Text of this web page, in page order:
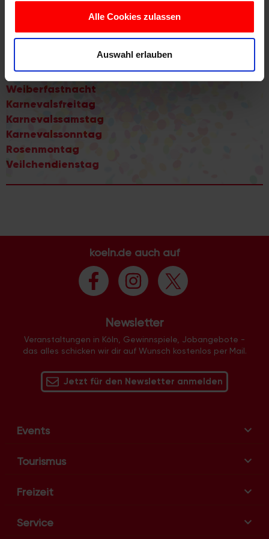
personalisieren, Funktionen für soziale Medien anbieten
zu können und die Zugriffe auf unsere Website zu
analysieren. Außerdem geben wir Informationen zu Ihrer
Verwendung unserer Website an unsere Partner für
soziale Medien, Werbung und Analysen weiter. Unsere
Partner führen diese Informationen möglicherweise mit
weiteren Daten zusammen, die Sie ihnen bereitgestellt
haben oder die sie im Rahmen Ihrer Nutzung der Dienste
gesammelt haben.
Alle Cookies zulassen
Auswahl erlauben
Playlist: Jecke Karnevalslieder
Webcams
Durch die tollen Tage
Weiberfastnacht
Karnevalsfreitag
Karnevalssamstag
Karnevalssonntag
Rosenmontag
Veilchendienstag
koeln.de auch auf
Newsletter
Veranstaltungen in Köln, Gewinnspiele, Jobangebote -
das alles schicken wir dir auf Wunsch kostenlos per Mail.
Jetzt für den Newsletter anmelden
Events
Tourismus
Freizeit
Service